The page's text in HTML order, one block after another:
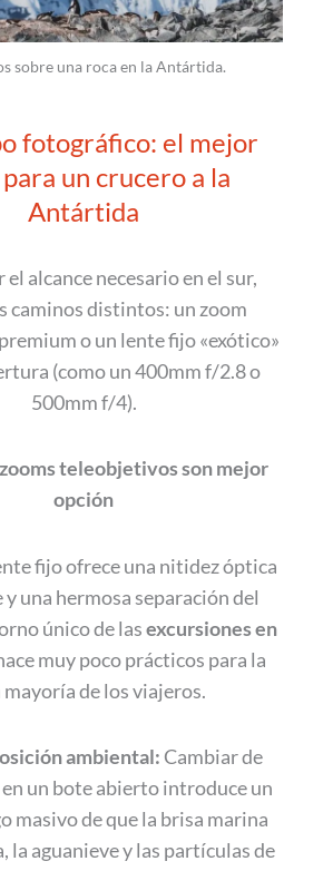
sobre una roca en la Antártida.
fotográfico: el mejor
un crucero a la
Antártida
el alcance necesario en el sur,
caminos distintos: un zoom
o un lente fijo «exótico»
(como un 400mm f/2.8 o
500mm f/4).
teleobjetivos son mejor
opción
fijo ofrece una nitidez óptica
una hermosa separación del
único de lasexcursiones en
muy poco prácticos para la
mayoría de los viajeros.
ambiental: Cambiar de
un bote abierto introduce un
masivo de que la brisa marina
la aguanieve y las partículas de